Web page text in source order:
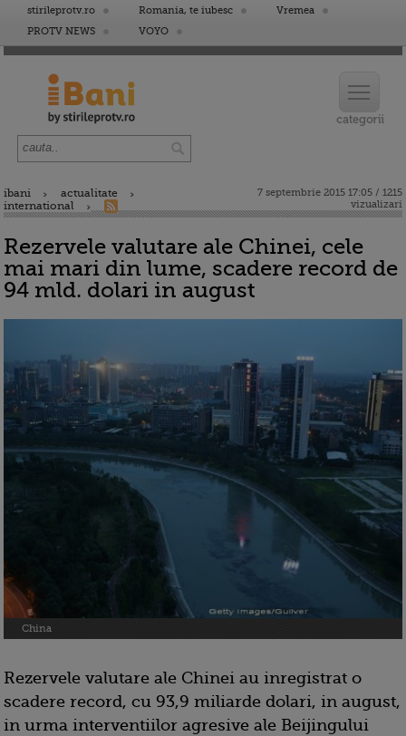
stirileprotv.ro Romania, te iubesc
Vremea
PROTV NEWS
VOYO
ibani
actualitate
international
7 septembrie 2015 17:05 / 1215
vizualizari
Rezervele valutare ale Chinei, cele
mai mari din lume, scadere record de
94 mld. dolari in august
China
Rezervele valutare ale Chinei au inregistrat o
scadere record, cu 93,9 miliarde dolari, in august,
in urma interventiilor agresive ale Beijingului